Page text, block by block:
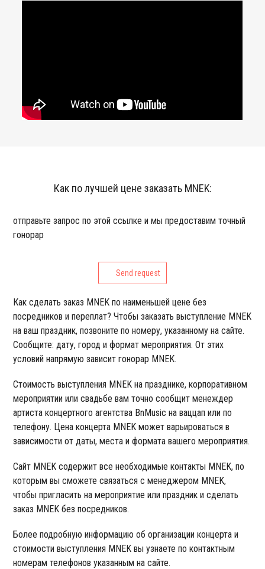
Как по лучшей цене заказать MNEK:
отправьте запрос по этой ссылке и мы предоставим точный
гонорар
Send request
Как сделать заказ MNEK по наименьшей цене без
посредников и переплат? Чтобы заказать выступление MNEK
на ваш праздник, позвоните по номеру, указанному на сайте.
Сообщите: дату, город и формат мероприятия. От этих
условий напрямую зависит гонорар MNEK.
Стоимость выступления MNEK на празднике, корпоративном
мероприятии или свадьбе вам точно сообщит менеждер
артиста концертного агентства BnMusic на ваццап или по
телефону. Цена концерта MNEK может варьироваться в
зависимости от даты, места и формата вашего мероприятия.
Сайт MNEK содержит все необходимые контакты MNEK, по
которым вы сможете связаться с менеджером MNEK,
чтобы пригласить на мероприятие или праздник и сделать
заказ MNEK без посредников.
Более подробную информацию об организации концерта и
стоимости выступления MNEK вы узнаете по контактным
номерам телефонов указанным на сайте.